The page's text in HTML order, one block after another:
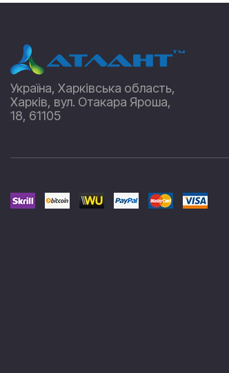
Україна, Харківська область,
Харків, вул. Отакара Яроша,
18, 61105